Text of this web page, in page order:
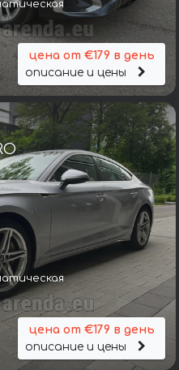
цена от €179 в день
описание и цены
цена от €179 в день
описание и цены